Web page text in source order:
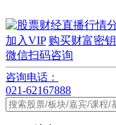
加入VIP 购买财富密钥
微信扫码咨询
咨询电话：
021-62167888